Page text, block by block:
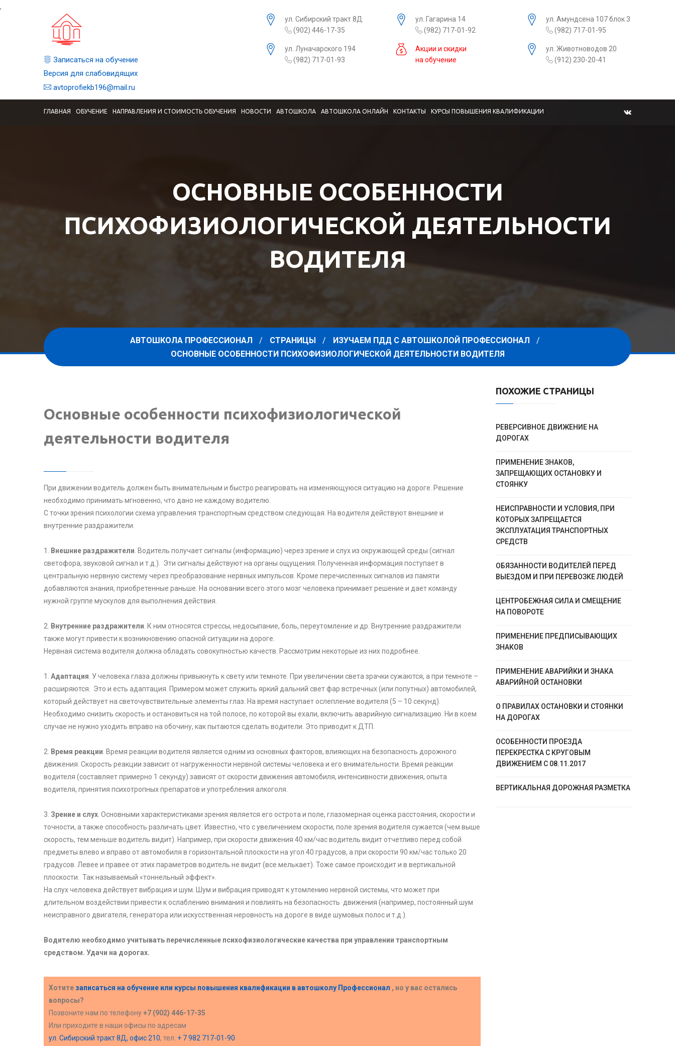
,
Записаться на обучение
Версия для слабовидящих
avtoprofiekb196@mail.ru
ул. Сибирский тракт 8Д
(902) 446-17-35
ул. Гагарина 14
(982) 717-01-92
ул. Амундсена 107 блок 3
(982) 717-01-95
ул. Луначарского 194
(982) 717-01-93
Акции и скидки
на обучение
ул. Животноводов 20
(912) 230-20-41
ГЛАВНАЯ ОБУЧЕНИЕ НАПРАВЛЕНИЯ И СТОИМОСТЬ ОБУЧЕНИЯ НОВОСТИ АВТОШКОЛА АВТОШКОЛА ОНЛАЙН КОНТАКТЫ КУРСЫ ПОВЫШЕНИЯ КВАЛИФИКАЦИИ
ОСНОВНЫЕ ОСОБЕННОСТИ
ПСИХОФИЗИОЛОГИЧЕСКОЙ ДЕЯТЕЛЬНОСТИ
ВОДИТЕЛЯ
АВТОШКОЛА ПРОФЕССИОНАЛ СТРАНИЦЫ
ИЗУЧАЕМ ПДД С АВТОШКОЛОЙ ПРОФЕССИОНАЛ
ОСНОВНЫЕ ОСОБЕННОСТИ ПСИХОФИЗИОЛОГИЧЕСКОЙ ДЕЯТЕЛЬНОСТИ ВОДИТЕЛЯ
Основные особенности психофизиологической
деятельности водителя
При движении водитель должен быть внимательным и быстро реагировать на изменяющуюся ситуацию на дороге. Решение
необходимо принимать мгновенно, что дано не каждому водителю.
С точки зрения психологии схема управления транспортным средством следующая. На водителя действуют внешние и
внутренние раздражители.
1. Внешние раздражители . Водитель получает сигналы (информацию) через зрение и слух из окружающей среды (сигнал
светофора, звуковой сигнал и т.д.). Эти сигналы действуют на органы ощущения. Полученная информация поступает в
центральную нервную систему через преобразование нервных импульсов. Кроме перечисленных сигналов из памяти
добавляются знания, приобретенные раньше. На основании всего этого мозг человека принимает решение и дает команду
нужной группе мускулов для выполнения действия.
2. Внутренние раздражители . К ним относятся стрессы, недосыпание, боль, переутомление и др. Внутренние раздражители
также могут привести к возникновению опасной ситуации на дороге.
Нервная система водителя должна обладать совокупностью качеств. Рассмотрим некоторые из них подробнее.
1. Адаптация . У человека глаза должны привыкнуть к свету или темноте. При увеличении света зрачки сужаются, а при темноте –
расширяются. Это и есть адаптация. Примером может служить яркий дальний свет фар встречных (или попутных) автомобилей,
который действует на светочувствительные элементы глаз. На время наступает ослепление водителя (5 – 10 секунд).
Необходимо снизить скорость и остановиться на той полосе, по которой вы ехали, включить аварийную сигнализацию. Ни в коем
случае не нужно уходить вправо на обочину, как пытаются сделать водители. Это приводит к ДТП.
2. Время реакции . Время реакции водителя является одним из основных факторов, влияющих на безопасность дорожного
движения. Скорость реакции зависит от нагруженности нервной системы человека и его внимательности. Время реакции
водителя (составляет примерно 1 секунду) зависят от скорости движения автомобиля, интенсивности движения, опыта
водителя, принятия психотропных препаратов и употребления алкоголя.
3. Зрение и слух . Основными характеристиками зрения является его острота и поле, глазомерная оценка расстояния, скорости и
точности, а также способность различать цвет. Известно, что с увеличением скорости, поле зрения водителя сужается (чем выше
скорость, тем меньше водитель видит). Например, при скорости движения 40 км/час водитель видит отчетливо перед собой
предметы влево и вправо от автомобиля в горизонтальной плоскости на угол 40 градусов, а при скорости 90 км/час только 20
градусов. Левее и правее от этих параметров водитель не видит (все мелькает). Тоже самое происходит и в вертикальной
плоскости. Так называемый «тоннельный эффект».
На слух человека действует вибрация и шум. Шум и вибрация приводят к утомлению нервной системы, что может при
длительном воздействии привести к ослаблению внимания и повлиять на безопасность движения (например, постоянный шум
неисправного двигателя, генератора или искусственная неровность на дороге в виде шумовых полос и т.д.).
Водителю необходимо учитывать перечисленные психофизиологические качества при управлении транспортным
средством. Удачи на дорогах.
Хотите записаться на обучение или курсы повышения квалификации вавтошколу Профессионал , но у вас остались
вопросы?
Позвоните нам по телефону+7 (902) 446-17-35
Или приходите в наши офисы по адресам
ул. Сибирский тракт 8Д, офис 210, тел. + 7 982 717-01-90
ПОХОЖИЕ СТРАНИЦЫ
РЕВЕРСИВНОЕ ДВИЖЕНИЕ НА
ДОРОГАХ
ПРИМЕНЕНИЕ ЗНАКОВ,
ЗАПРЕЩАЮЩИХ ОСТАНОВКУ И
СТОЯНКУ
НЕИСПРАВНОСТИ И УСЛОВИЯ, ПРИ
КОТОРЫХ ЗАПРЕЩАЕТСЯ
ЭКСПЛУАТАЦИЯ ТРАНСПОРТНЫХ
СРЕДСТВ
ОБЯЗАННОСТИ ВОДИТЕЛЕЙ ПЕРЕД
ВЫЕЗДОМ И ПРИ ПЕРЕВОЗКЕ ЛЮДЕЙ
ЦЕНТРОБЕЖНАЯ СИЛА И СМЕЩЕНИЕ
НА ПОВОРОТЕ
ПРИМЕНЕНИЕ ПРЕДПИСЫВАЮЩИХ
ЗНАКОВ
ПРИМЕНЕНИЕ АВАРИЙКИ И ЗНАКА
АВАРИЙНОЙ ОСТАНОВКИ
О ПРАВИЛАХ ОСТАНОВКИ И СТОЯНКИ
НА ДОРОГАХ
ОСОБЕННОСТИ ПРОЕЗДА
ПЕРЕКРЕСТКА С КРУГОВЫМ
ДВИЖЕНИЕМ С 08.11.2017
ВЕРТИКАЛЬНАЯ ДОРОЖНАЯ РАЗМЕТКА